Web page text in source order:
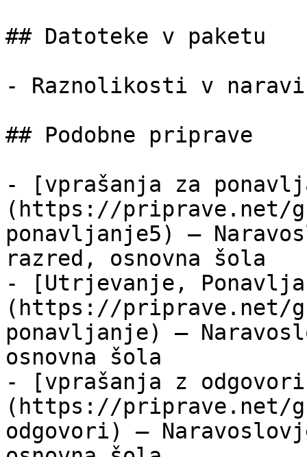
## Datoteke v paketu
- Raznolikosti v
## Podobne priprave
- [vprašanja za
(https://priprave.net/
ponavljanje5) —
razred, osnovna šola
- [Utrjevanje,
(https://priprave.net/
ponavljanje) —
osnovna šola
- [vprašanja z
(https://priprave.net/
odgovori) —